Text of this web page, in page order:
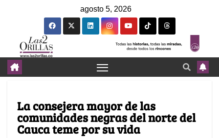
agosto 5, 2026
La consejera mayor de las
comunidades negras del norte del
Cauca teme por su vida